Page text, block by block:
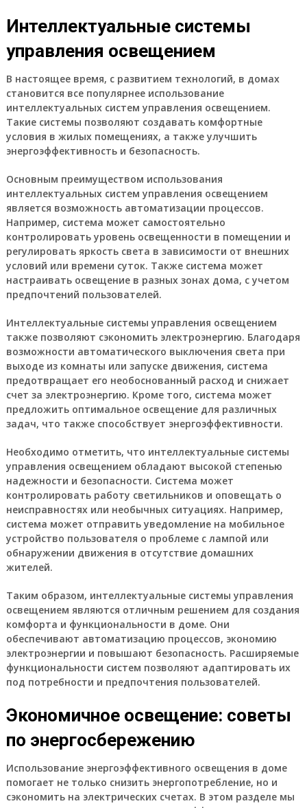
Интеллектуальные системы
управления освещением
В настоящее время, с развитием технологий, в домах
становится все популярнее использование
интеллектуальных систем управления освещением.
Такие системы позволяют создавать комфортные
условия в жилых помещениях, а также улучшить
энергоэффективность и безопасность.
Основным преимуществом использования
интеллектуальных систем управления освещением
является возможность автоматизации процессов.
Например, система может самостоятельно
контролировать уровень освещенности в помещении и
регулировать яркость света в зависимости от внешних
условий или времени суток. Также система может
настраивать освещение в разных зонах дома, с учетом
предпочтений пользователей.
Интеллектуальные системы управления освещением
также позволяют сэкономить электроэнергию. Благодаря
возможности автоматического выключения света при
выходе из комнаты или запуске движения, система
предотвращает его необоснованный расход и снижает
счет за электроэнергию. Кроме того, система может
предложить оптимальное освещение для различных
задач, что также способствует энергоэффективности.
Необходимо отметить, что интеллектуальные системы
управления освещением обладают высокой степенью
надежности и безопасности. Система может
контролировать работу светильников и оповещать о
неисправностях или необычных ситуациях. Например,
система может отправить уведомление на мобильное
устройство пользователя о проблеме с лампой или
обнаружении движения в отсутствие домашних
жителей.
Таким образом, интеллектуальные системы управления
освещением являются отличным решением для создания
комфорта и функциональности в доме. Они
обеспечивают автоматизацию процессов, экономию
электроэнергии и повышают безопасность. Расширяемые
функциональности систем позволяют адаптировать их
под потребности и предпочтения пользователей.
Экономичное освещение: советы
по энергосбережению
Использование энергоэффективного освещения в доме
помогает не только снизить энергопотребление, но и
сэкономить на электрических счетах. В этом разделе мы